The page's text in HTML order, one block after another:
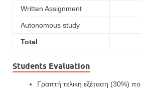
Written Assignment
Autonomous study
Total
Students Evaluation
Γραπτή τελική εξέταση (30%)